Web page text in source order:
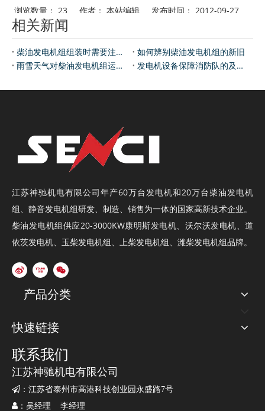
浏览数量： 23 作者： 本站编辑 发布时间： 2012-09-27
["wechat","weibo","qzone","douban","email"]
近日有关本地消防领域的新闻报道指出，在引进了大功率发电机
组后，整个消防部门的及时出警率有了很大的提高，火灾时刻争分
门。保证消防官兵在接到火警时，能够火速到达现场，而不会因为
停电而导致车库门打不开，延误了救人的时间。供电局部门的工作
人员表示：“创造良好的消防安全生产环境不仅是促进电力企业发
展的保障，更是社会稳定的基础。”
也接触过不少消防领域的客户，对于自身的发电机组设备能在关
的消防安全领域客户和工业生产领域客户选用质优机组设备，我们
将为大家提供强有力的动力支撑，为大家的生产、生活、工作提供
较大的保障。
相关新闻
柴油发电机组组装时需要注意的事项？
如何辨别柴油发电机组的新旧
雨雪天气对柴油发电机组运行的影响
发电机设备保障消防队的及时出警
江苏神驰机电有限公司年产60万台发电机和20万台柴油发电机
组、 静音发电机组研发、制造、销售为一体的国家高新技术企业。
柴油发电机组供应20-3000KW康明斯发电机、沃尔沃发电机、道
依茨发电机、玉柴发电机组、上柴发电机组、潍柴发电机组品牌。
产品分类
快速链接
联系我们
江苏神驰机电有限公司
 ：江苏省泰州市高港科技创业园永盛路7号
 ：吴经理 李经理